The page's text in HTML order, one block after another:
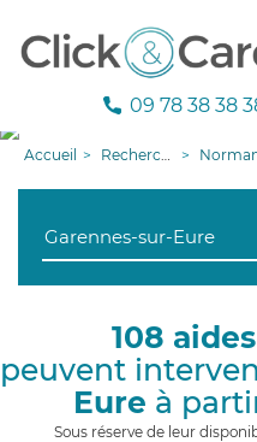
09 78 38 38
Accueil Recherche aide à domicile
108
peuvent
Eure à
Sous réserve de leur